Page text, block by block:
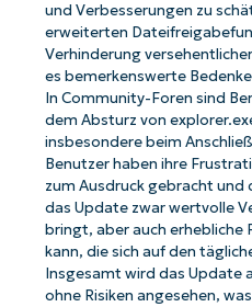
und Verbesserungen zu
erweiterten
Verhinderung
es bemerkenswerte
In Community-Foren sind
dem Absturz von
insbesondere beim
Benutzer haben ihre
zum Ausdruck gebracht und
das Update zwar wertvolle
bringt, aber auch erhebliche
kann, die sich auf den
Insgesamt wird das Update
ohne Risiken angesehen,